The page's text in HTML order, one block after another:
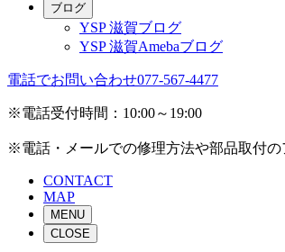
ブログ
YSP 滋賀ブログ
YSP 滋賀Amebaブログ
電話でお問い合わせ077-567-4477
※電話受付時間：10:00～19:00
※電話・メールでの修理方法や部品取付の
CONTACT
MAP
MENU
CLOSE